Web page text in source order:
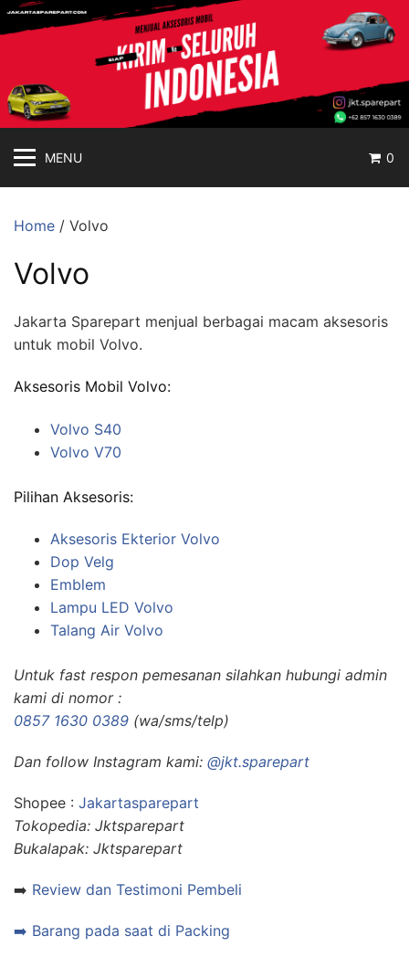
Langsung
ke
jakartasparepart
Online
MENU 0
Home / Volvo
Volvo
Jakarta Sparepart menjual berbagai macam aksesoris
untuk mobil Volvo.
Aksesoris Mobil Volvo:
Volvo S40
Volvo V70
Pilihan Aksesoris:
Aksesoris Ekterior Volvo
Dop Velg
Emblem
Lampu LED Volvo
Talang Air Volvo
Untuk fast respon pemesanan silahkan hubungi admin
kami di nomor :
0857 1630 0389 (wa/sms/telp)
Dan follow Instagram kami: @jkt.sparepart
Shopee : Jakartasparepart
Tokopedia: Jktsparepart
Bukalapak: Jktsparepart
➡️ Review dan Testimoni Pembeli
➡️ Barang pada saat di Packing